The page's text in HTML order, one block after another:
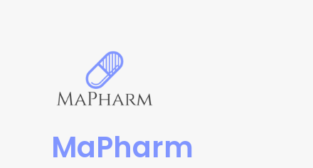
MaPharm